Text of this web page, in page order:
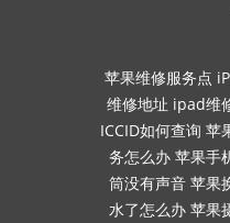
苹果维修服务点
维修地址 ipad维
ICCID如何查询 苹
务怎么办 苹果手
筒没有声音 苹果
水了怎么办 苹果